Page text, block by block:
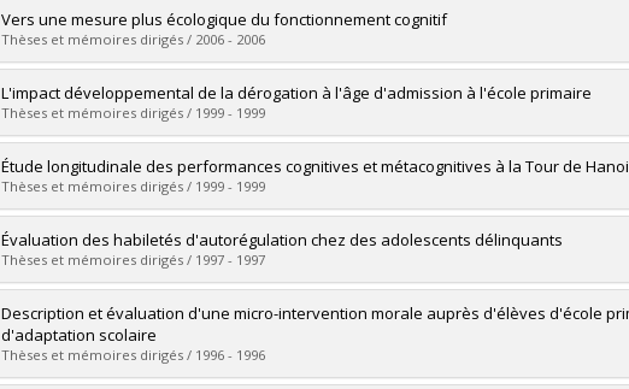
Graduate :David, Geneviève
Cycle : Master's
Grade :M. Sc.
Lien vers le document dans Papyrus
Vers une mesure plus écologique du fonctionnement cognitif
Thèses et mémoires dirigés / 2006 - 2006
Graduate :Audy, Pierre
Cycle : Master's
Grade :M.A.
Lien vers le document dans Papyrus
L'impact développemental de la dérogation à l'âge d'admission à l'école primaire
Thèses et mémoires dirigés / 1999 - 1999
Graduate :Deschamps, Isabelle
Cycle : Master's
Grade :M. Sc.
Lien vers le document dans Papyrus
Étude longitudinale des performances cognitives et métacognitives à la Tour de
Thèses et mémoires dirigés / 1999 - 1999
Graduate :Simoneau, Michael
Cycle : Master's
Grade :M. Sc.
Lien vers le document dans Papyrus
Évaluation des habiletés d'autorégulation chez des adolescents délinquants
Thèses et mémoires dirigés / 1997 - 1997
Graduate : Levert, Denis
Cycle :Master's
Grade :M. Sc.
Lien vers le document dans Papyrus
Description et évaluation d'une micro-intervention morale auprès d'élèves d'école
d'adaptation scolaire
Thèses et mémoires dirigés / 1996 - 1996